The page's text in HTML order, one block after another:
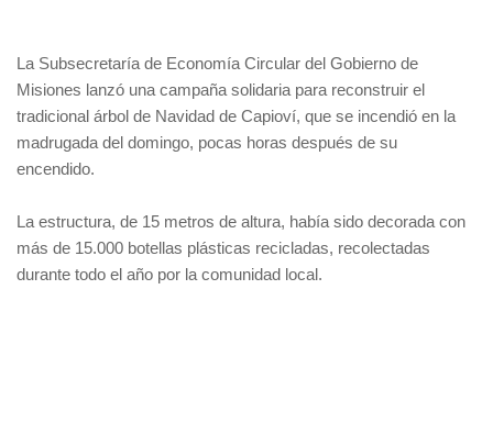
La Subsecretaría de Economía Circular del Gobierno de
Misiones lanzó una campaña solidaria para reconstruir el
tradicional árbol de Navidad de Capioví, que se incendió en la
madrugada del domingo, pocas horas después de su
encendido.
La estructura, de 15 metros de altura, había sido decorada con
más de 15.000 botellas plásticas recicladas, recolectadas
durante todo el año por la comunidad local.